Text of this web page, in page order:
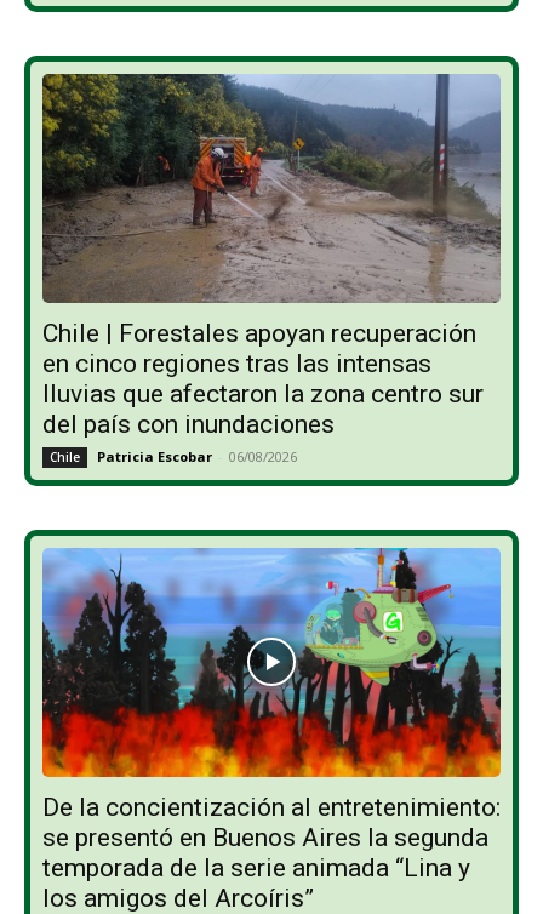
Chile | Forestales apoyan recuperación
en cinco regiones tras las intensas
lluvias que afectaron la zona centro sur
del país con inundaciones
Chile Patricia Escobar - 06/08/2026
De la concientización al entretenimiento:
se presentó en Buenos Aires la segunda
temporada de la serie animada “Lina y
los amigos del Arcoíris”